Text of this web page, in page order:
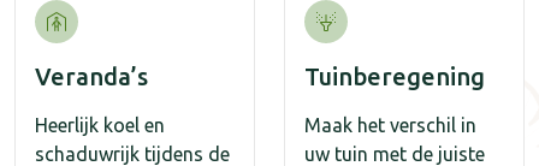
Veranda’s
Heerlijk koel en
schaduwrijk tijdens de
Tuinberegening
Maak het verschil in
uw tuin met de juiste